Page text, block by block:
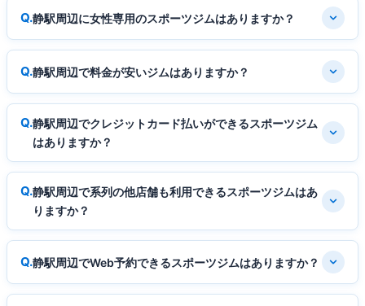
静駅周辺に女性専用のスポーツジムはありますか？
静駅周辺で料金が安いジムはありますか？
静駅周辺でクレジットカード払いができるスポーツジム
はありますか？
静駅周辺で系列の他店舗も利用できるスポーツジムはあ
りますか？
静駅周辺でWeb予約できるスポーツジムはありますか？